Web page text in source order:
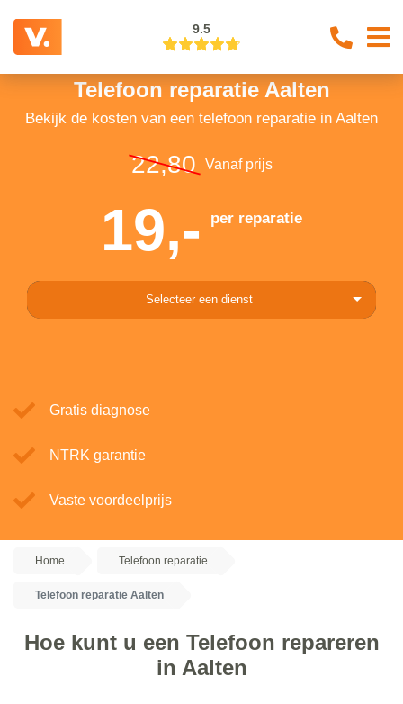
9.5
Telefoon reparatie Aalten
Bekijk de kosten van een telefoon reparatie in Aalten
22,80 Vanaf prijs
19,- per reparatie
Selecteer een dienst
Gratis diagnose
NTRK garantie
Vaste voordeelprijs
Home Telefoon reparatie
Telefoon reparatie Aalten
Hoe kunt u een Telefoon repareren
in Aalten